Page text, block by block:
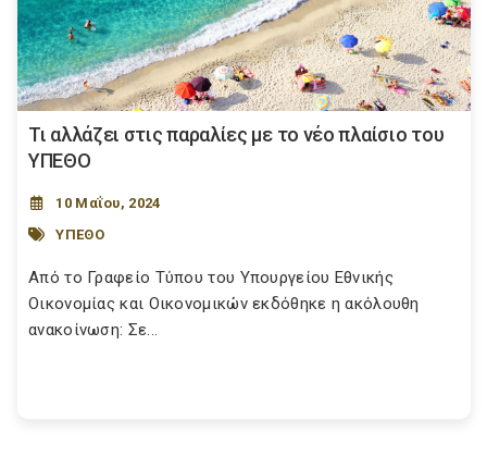
Τι αλλάζει στις παραλίες με το νέο πλαίσιο του
ΥΠΕΘΟ
10 Μαΐου, 2024
ΥΠΕΘΟ
Από το Γραφείο Τύπου του Υπουργείου Εθνικής
Οικονομίας και Οικονομικών εκδόθηκε η ακόλουθη
ανακοίνωση: Σε...